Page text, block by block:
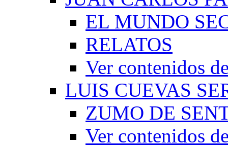
EL MUNDO
RELATOS
Ver contenidos
LUIS CUEVAS
ZUMO DE
Ver contenidos